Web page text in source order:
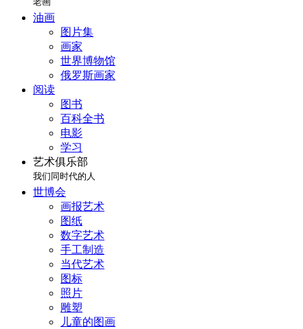
油画
图片集
画家
世界博物馆
俄罗斯画家
阅读
图书
百科全书
电影
学习
艺术俱乐部
我们同时代的人
世博会
画报艺术
图纸
数字艺术
手工制造
当代艺术
图标
照片
雕塑
儿童的图画